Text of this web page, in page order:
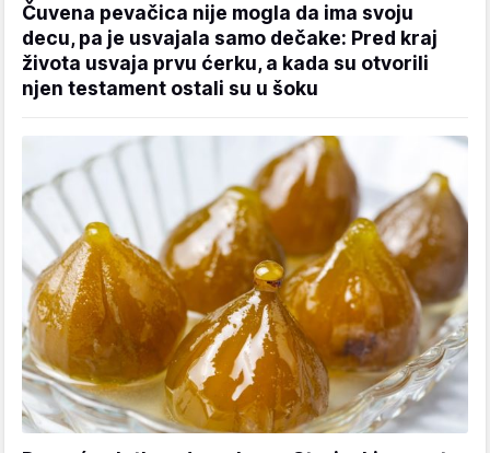
Čuvena pevačica nije mogla da ima svoju
decu, pa je usvajala samo dečake: Pred kraj
života usvaja prvu ćerku, a kada su otvorili
njen testament ostali su u šoku